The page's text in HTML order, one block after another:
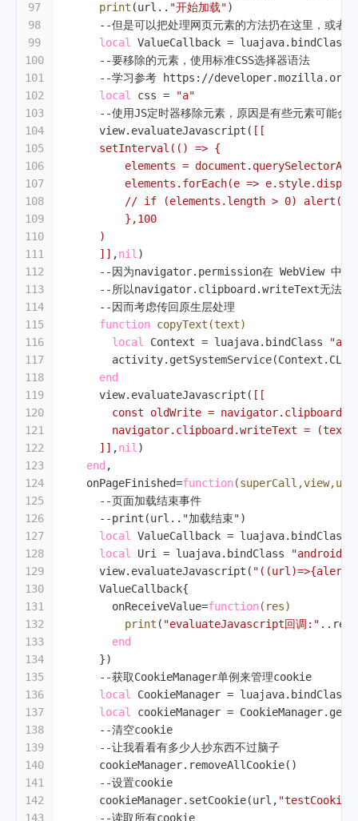
97
98
99
100
101
102
103
104
105
106
107
108
109
110
111
112
113
114
115
116
117
118
119
120
121
122
123
124
125
126
127
128
129
130
131
132
133
134
135
136
137
138
139
140
141
142
143
print (url.. "开始加载")
--但是可以把处理网页元素的方法扔在这里，或者
local
ValueCallback = luajava.bindClass
--要移除的元素，使用标准CSS选择器语法
--学习参考 https://developer.mozilla.org/
local
css =
"a"
--使用JS定时器移除元素，原因是有些元素可能会
      view.evaluateJavascript(
[[
      setInterval(() => {
elements =
elements.forEach(e =>
// if (elements.length > 0) alert("
          },100
      )
      ]]
,nil )
--因为navigator.permission在 WebView 中未
--所以navigator.clipboard.writeText无法获
--因而考虑传回原生层处理
function copyText (text)
local
Context = luajava.bindClass
end
      view.evaluateJavascript(
[[
const oldWrite =
navigator.clipboard.writeText =
      ]]
,nil )
end ,
    onPageFinished=
function
--页面加载结束事件
--print(url.."加载结束")
local
ValueCallback = luajava.bindClass
local
Uri = luajava.bindClass
      view.evaluateJavascript(
      ValueCallback{
        onReceiveValue=
function(res)
print ( "evaluateJavascript回调:" ..res)
end
      })
--获取CookieManager单例来管理cookie
local
CookieManager = luajava.bindClass
local
cookieManager =
--清空cookie
--让我看看有多少人抄东西不过脑子
      cookieManager.removeAllCookie()
--设置cookie
      cookieManager.setCookie(url,
--读取所有cookie